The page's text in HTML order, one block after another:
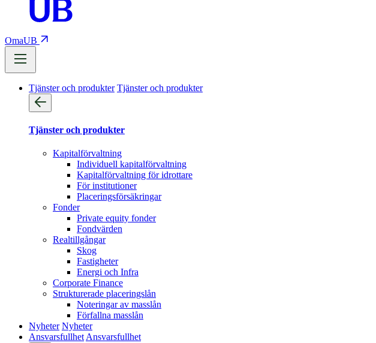
OmaUB
Tjänster och produkter Tjänster och produkter
Tjänster och produkter
Kapitalförvaltning
Individuell kapitalförvaltning
Kapitalförvaltning för idrottare
För institutioner
Placeringsförsäkringar
Fonder
Private equity fonder
Fondvärden
Realtillgångar
Skog
Fastigheter
Energi och Infra
Corporate Finance
Strukturerade placeringslån
Noteringar av masslån
Förfallna masslån
Nyheter Nyheter
Ansvarsfullhet Ansvarsfullhet